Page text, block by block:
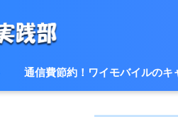
通信費節約！ワイモバイルのキ